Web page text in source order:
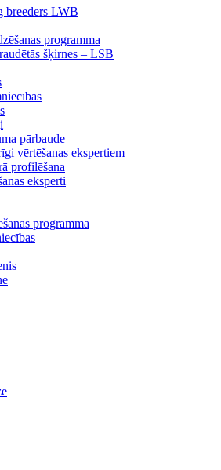
breeders LWB
programma
šķirnes – LSB
pārbaude
vērtēšanas ekspertiem
profilēšana
eksperti
programma